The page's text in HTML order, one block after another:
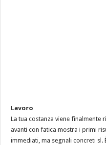
Lavoro
La tua costanza viene
avanti con fatica mostra i primi
immediati, ma segnali concreti sì.